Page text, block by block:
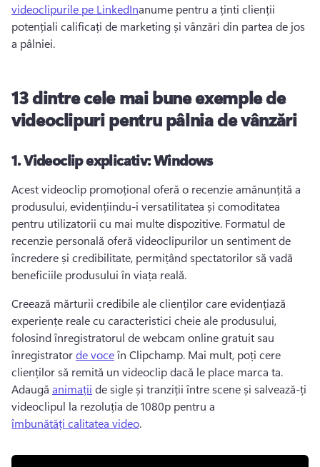
videoclipurile pe LinkedInanume pentru a ținti clienții
potențiali calificați de marketing și vânzări din partea de jos
a pâlniei.
13 dintre cele mai bune exemple de
videoclipuri pentru pâlnia de vânzări
1.Videoclip explicativ: Windows
Acest videoclip promoțional oferă o recenzie amănunțită a
produsului, evidențiindu-i versatilitatea și comoditatea
pentru utilizatorii cu mai multe dispozitive. Formatul de
recenzie personală oferă videoclipurilor un sentiment de
încredere și credibilitate, permițând spectatorilor să vadă
beneficiile produsului în viața reală.
Creează mărturii credibile ale clienților care evidențiază
experiențe reale cu caracteristici cheie ale produsului,
folosind înregistratorul de webcam online gratuit sau
înregistrator de voce în Clipchamp. Mai mult, poți cere
Adaugă animații de sigle și tranziții între scene și salvează-ți
videoclipul la rezoluția de 1080p pentru a
îmbunătăți calitatea video.